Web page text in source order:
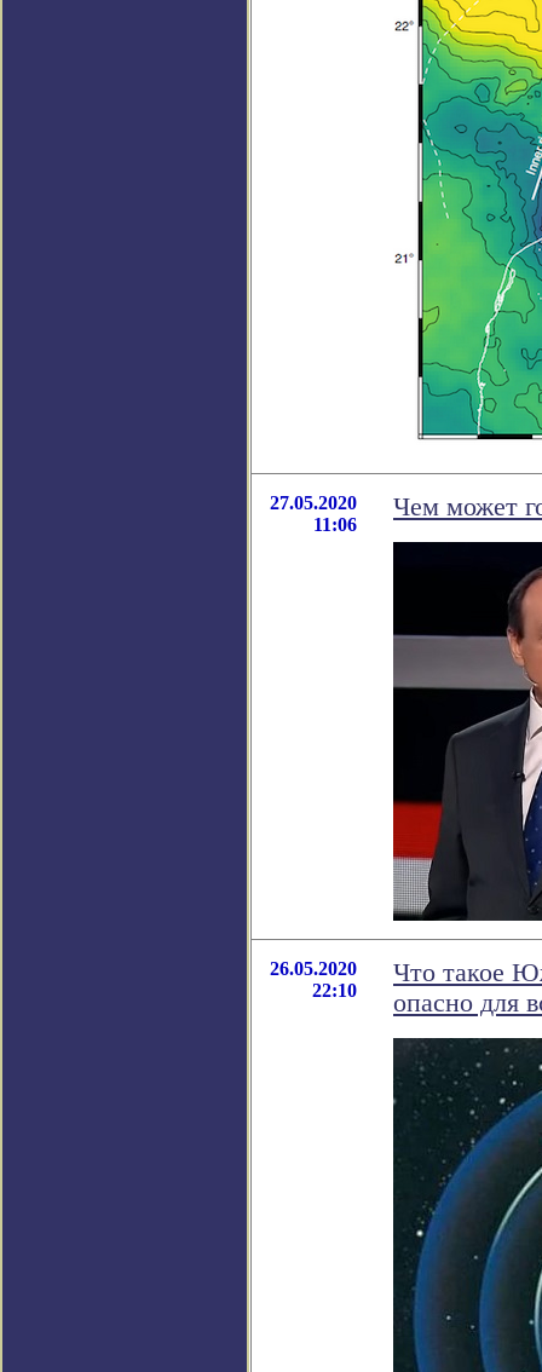
27.05.2020
11:06
Чем может
26.05.2020
22:10
Что такое
опасно для